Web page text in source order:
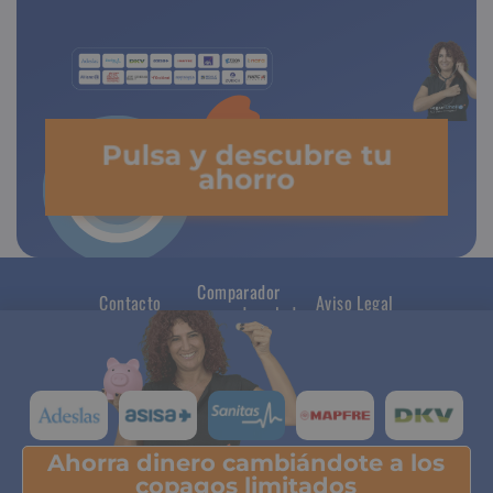
Pulsa y descubre tu
ahorro
Contacto
Comparador
seguros de salud
Aviso Legal
Ahorra dinero cambiándote a los
copagos limitados
Pulsa y descubre tu ahorro